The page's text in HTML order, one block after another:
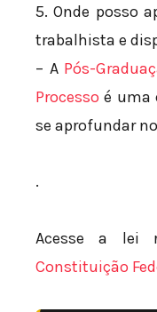
5. Onde posso
trabalhista e
– A Pós-
Processo é uma
se aprofundar
.
Acesse a lei
Constituição